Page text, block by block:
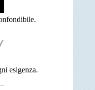
esigenza.